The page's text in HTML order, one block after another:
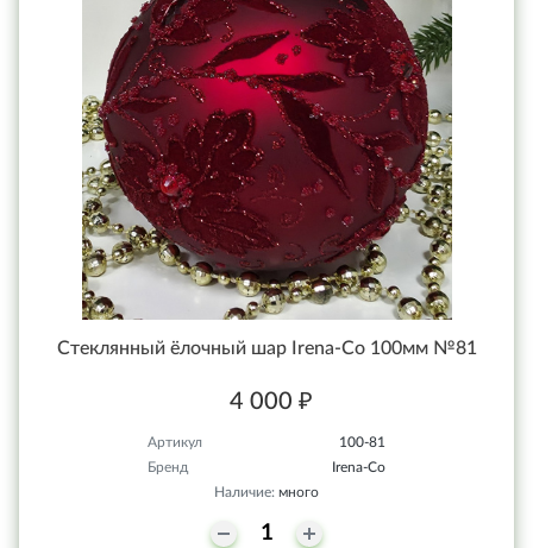
Стеклянный ёлочный шар Irena-Co 100мм №81
4 000 ₽
Артикул
100-81
Бренд
Irena-Co
Наличие: много